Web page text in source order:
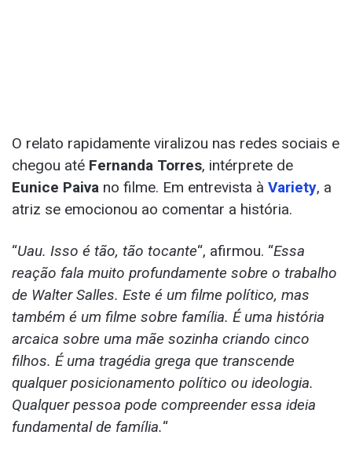
O relato rapidamente viralizou nas redes sociais e
chegou até Fernanda Torres, intérprete de
Eunice Paiva no filme. Em entrevista à Variety, a
atriz se emocionou ao comentar a história.
“Uau. Isso é tão, tão tocante“, afirmou. “Essa
reação fala muito profundamente sobre o trabalho
de Walter Salles. Este é um filme político, mas
também é um filme sobre família. É uma história
arcaica sobre uma mãe sozinha criando cinco
filhos. É uma tragédia grega que transcende
qualquer posicionamento político ou ideologia.
Qualquer pessoa pode compreender essa ideia
fundamental de família.“